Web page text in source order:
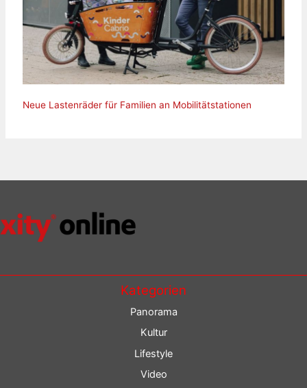
Neue Lastenräder für Familien an Mobilitätstationen
Kategorien
Panorama
Kultur
Lifestyle
Video